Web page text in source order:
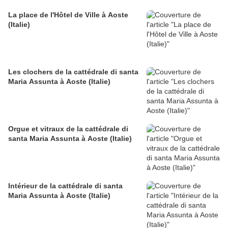
La place de l'Hôtel de Ville à Aoste
(Italie)
Les clochers de la cattédrale di santa
Maria Assunta à Aoste (Italie)
Orgue et vitraux de la cattédrale di
santa Maria Assunta à Aoste (Italie)
Intérieur de la cattédrale di santa
Maria Assunta à Aoste (Italie)